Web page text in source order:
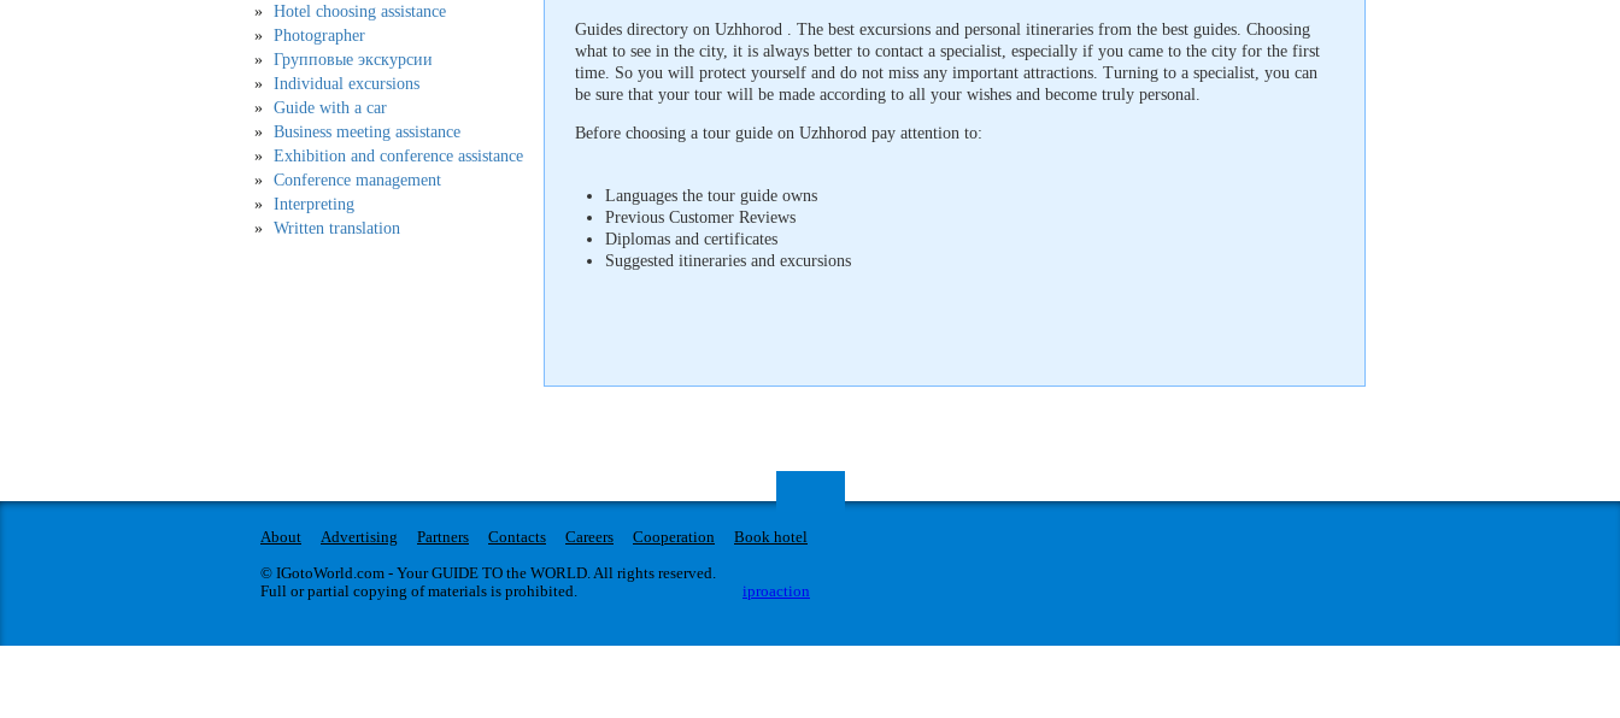
Hotel choosing assistance
Photographer
Групповые экскурсии
Individual excursions
Guide with a car
Business meeting assistance
Exhibition and conference assistance
Conference management
Interpreting
Written translation
Guides directory on Uzhhorod . The best excursions and personal itineraries from the best guides. Choosing
what to see in the city, it is always better to contact a specialist, especially if you came to the city for the first
time. So you will protect yourself and do not miss any important attractions. Turning to a specialist, you can
be sure that your tour will be made according to all your wishes and become truly personal.
Before choosing a tour guide on Uzhhorod pay attention to:
Languages ​​the tour guide owns
Previous Customer Reviews
Diplomas and certificates
Suggested itineraries and excursions
About Advertising Partners Contacts Careers Cooperation
Book hotel
© IGotoWorld.com - Your GUIDE TO the WORLD. All rights reserved.
Full or partial copying of materials is prohibited.
iproaction